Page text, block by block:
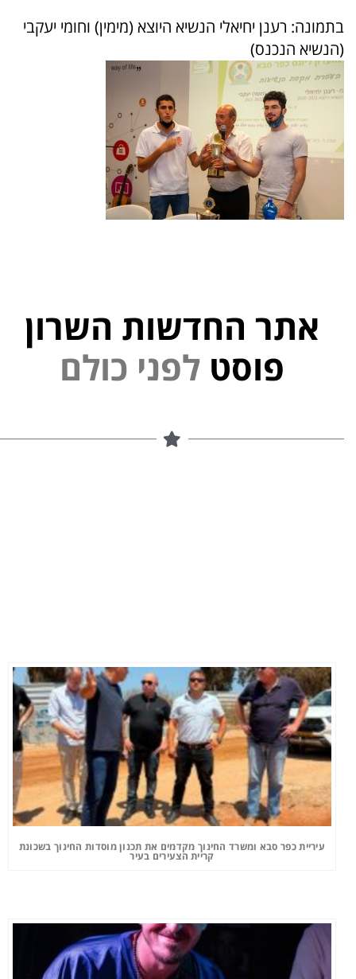
בתמונה: רענן יחיאלי הנשיא היוצא (מימין) וחומי יעקבי
(הנשיא הנכנס)
אתר החדשות השרון
פוסט
עיריית כפר סבא ומשרד החינוך מקדמים את תכנון מוסדות החינוך בשכונת
קריית הצעירים בעיר